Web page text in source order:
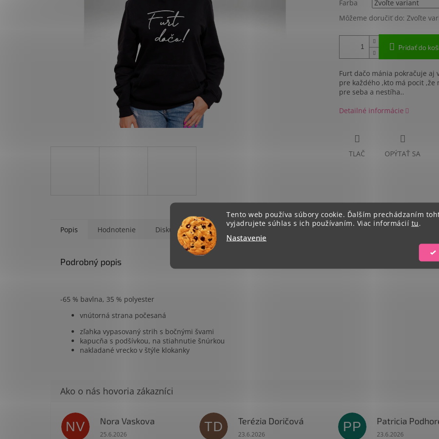
Tento web používa súbory cookie. Ďalším prechádzaním
vyjadrujete súhlas s ich používaním. Viac informácií tu.
Nastavenie
Farba
Môžeme doručiť do: Zvoľte
Pridať do
Furt dačo mánia pokračuje
pre každého ,kto má pocit ,že
pre seba a nestíha..
Detailné informácie
TLAČ OPÝTAŤ SA
Popis Hodnotenie Diskusia
Podrobný popis
-65 % bavlna, 35 % polyester
vnútorná strana počesaná
zľahka vypasovaný strih s bočnými švami
kapucňa s podšívkou, na stiahnutie šnúrkou
nakladané vrecko v štýle klokanky
NV Nora Vaskova
Hodnotenie obchodu je 1 z 5 hviezdičiek.
25.6.2026
TD Terézia Doričová
Hodnotenie obchodu je 5 z 5 hviezdičiek.
23.6.2026
PP Hodnotenie
23.6.2026